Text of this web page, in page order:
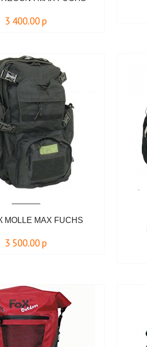
3 400.00 р
MAX FUCHS
3 500.00 р